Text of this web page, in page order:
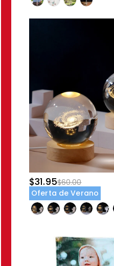
$31.95$60.00
Oferta de Verano